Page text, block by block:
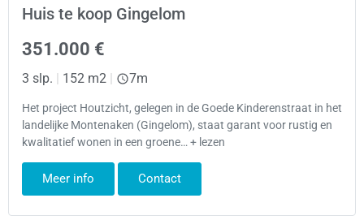
Huis te koop Gingelom
351.000 €
3 slp. | 152 m2 | 7m
Het project Houtzicht, gelegen in de Goede Kinderenstraat in het
landelijke Montenaken (Gingelom), staat garant voor rustig en
kwalitatief wonen in een groene… + lezen
Meer info Contact